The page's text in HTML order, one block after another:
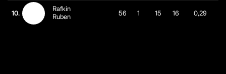
10.
Rafkin
Ruben
56 1 15 16 0,29